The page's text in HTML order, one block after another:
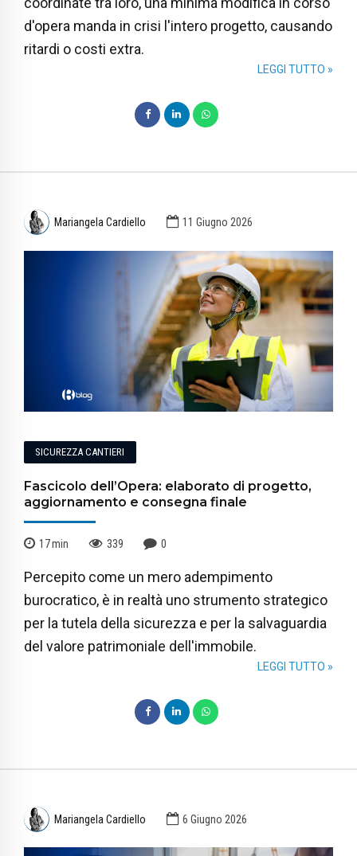
d'opera manda in crisi l'intero progetto, causando
ritardi o costi extra.
LEGGI TUTTO »
Mariangela Cardiello 11 Giugno 2026
SICUREZZA CANTIERI
Fascicolo dell’Opera: elaborato di progetto,
aggiornamento e consegna finale
17min 339 0
Percepito come un mero adempimento
burocratico, è in realtà uno strumento strategico
per la tutela della sicurezza e per la salvaguardia
del valore patrimoniale dell'immobile.
LEGGI TUTTO »
Mariangela Cardiello 6 Giugno 2026